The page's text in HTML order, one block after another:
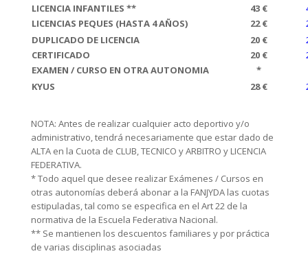
LICENCIA INFANTILES ** 43 €
LICENCIAS PEQUES (HASTA 4 AÑOS)
22 €
DUPLICADO DE LICENCIA
20 €
CERTIFICADO
20 €
EXAMEN / CURSO EN OTRA AUTONOMIA
*
KYUS
28 €
NOTA: Antes de realizar cualquier acto deportivo y/o
administrativo, tendrá necesariamente que estar dado de
ALTA en la Cuota de CLUB, TECNICO y ARBITRO y LICENCIA
FEDERATIVA.
* Todo aquel que desee realizar Exámenes / Cursos en
otras autonomías deberá abonar a la FANJYDA las cuotas
estipuladas, tal como se especifica en el Art 22 de la
normativa de la Escuela Federativa Nacional.
** Se mantienen los descuentos familiares y por práctica
de varias disciplinas asociadas